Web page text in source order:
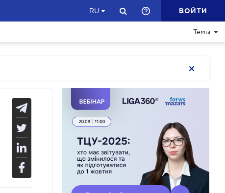
RU ВОЙТИ
Темы